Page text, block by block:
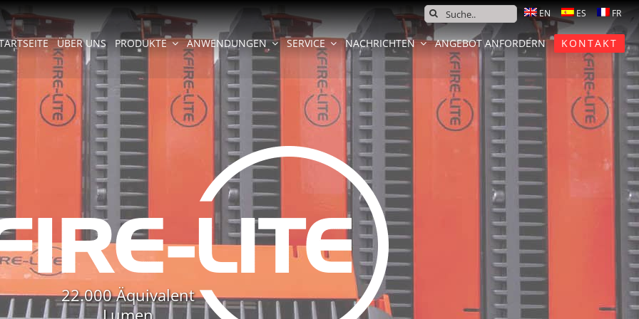
SEARCH
FOR:
ÜBER UNS PRODUKTE ANWENDUNGEN SERVICE NACHRICHTEN ANGEBOT ANFORDERN KONTAKT
22.000 Äquivalent
Lumen